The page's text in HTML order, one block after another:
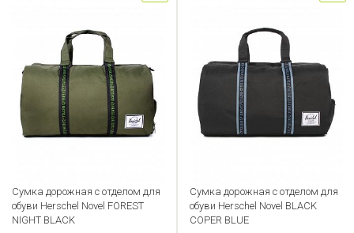
Сумка дорожная с отделом для
обуви Herschel Novel FOREST
NIGHT BLACK
Сумка дорожная с отделом для
обуви Herschel Novel BLACK
COPER BLUE